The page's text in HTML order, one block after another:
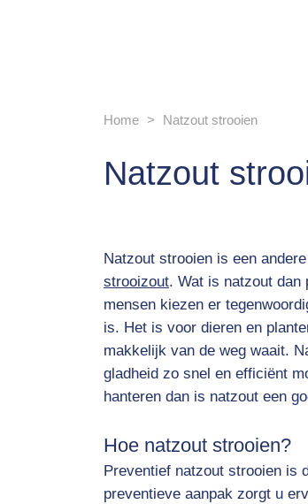
Home Natzout strooien
Natzout
Natzout strooien is een
strooizout. Wat is natzout dan
mensen kiezen er
is. Het is voor dieren en
makkelijk van de weg waait.
gladheid zo snel en efficiënt
hanteren dan is natzout een
Hoe natzout strooien?
Preventief natzout strooien is
preventieve aanpak zorgt u